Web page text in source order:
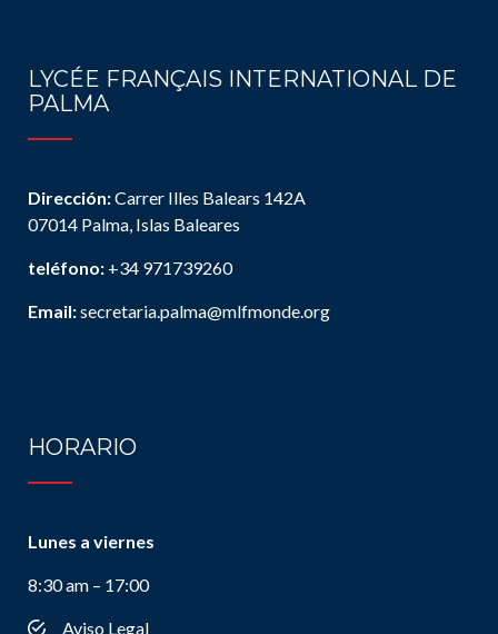
LYCÉE FRANÇAIS INTERNATIONAL DE
PALMA
Dirección:Carrer Illes Balears 142A
07014 Palma, Islas Baleares
teléfono: +34 971739260
Email:secretaria.palma@mlfmonde.org
HORARIO
Lunes a viernes
8:30 am – 17:00
Aviso Legal